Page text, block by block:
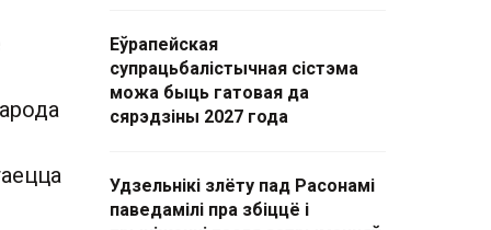
Еўрапейская
супрацьбалістычная сістэма
можа быць гатовая да
сярэдзіны 2027 года
Удзельнікі злёту пад Расонамі
паведамілі пра збіццё і